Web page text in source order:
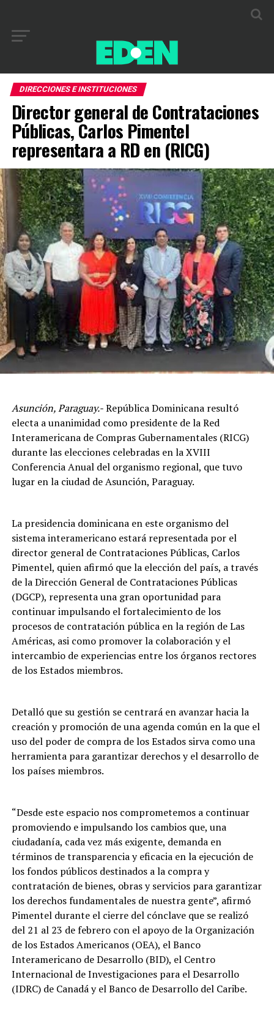
DIRECCIONES E INSTITUCIONES
Director general de Contrataciones
Públicas, Carlos Pimentel
representara a RD en (RICG)
Asunción, Paraguay.-República Dominicana resultó
electa a unanimidad como presidente de la Red
Interamericana de Compras Gubernamentales (RICG)
durante las elecciones celebradas en la XVIII
Conferencia Anual del organismo regional, que tuvo
lugar en la ciudad de Asunción, Paraguay.
La presidencia dominicana en este organismo del
sistema interamericano estará representada por el
director general de Contrataciones Públicas, Carlos
Pimentel, quien afirmó que la elección del país, a través
de la Dirección General de Contrataciones Públicas
(DGCP), representa una gran oportunidad para
continuar impulsando el fortalecimiento de los
procesos de contratación pública en la región de Las
Américas, asi como promover la colaboración y el
intercambio de experiencias entre los órganos rectores
de los Estados miembros.
Detalló que su gestión se centrará en avanzar hacia la
creación y promoción de una agenda común en la que el
uso del poder de compra de los Estados sirva como una
herramienta para garantizar derechos y el desarrollo de
los países miembros.
“Desde este espacio nos comprometemos a continuar
promoviendo e impulsando los cambios que, una
ciudadanía, cada vez más exigente, demanda en
términos de transparencia y eficacia en la ejecución de
los fondos públicos destinados a la compra y
contratación de bienes, obras y servicios para garantizar
los derechos fundamentales de nuestra gente”, afirmó
Pimentel durante el cierre del cónclave que se realizó
del 21 al 23 de febrero con el apoyo de la Organización
de los Estados Americanos (OEA), el Banco
Interamericano de Desarrollo (BID), el Centro
Internacional de Investigaciones para el Desarrollo
(IDRC) de Canadá y el Banco de Desarrollo del Caribe.